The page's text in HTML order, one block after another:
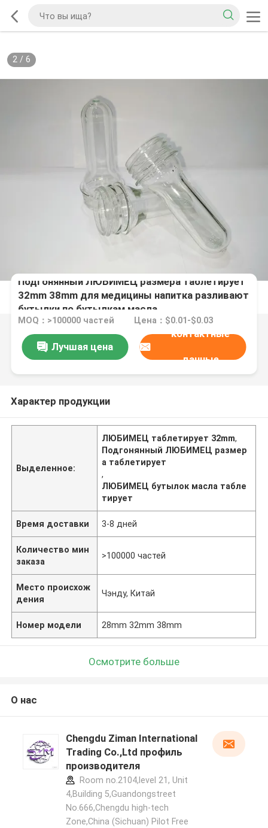
2/ 6
Подгонянный ЛЮБИМЕЦ размера таблетирует
32mm 38mm для медицины напитка разливают
бутылки по бутылкам масла
MOQ：>100000 частей Цена：$0.01-$0.03
Лучшая цена
контактные
данные
Характер продукции
Выделенное:
ЛЮБИМЕЦ таблетирует 32mm,
Подгонянный ЛЮБИМЕЦ размер
а таблетирует
,
ЛЮБИМЕЦ бутылок масла табле
тирует
Время доставки 3-8 дней
Количество мин
заказа
>100000 частей
Место происхож
дения
Чэнду, Китай
Номер модели 28mm 32mm 38mm
Осмотрите больше
О нас
Chengdu Ziman International
Trading Co.,Ltd профиль
производителя
Room no.2104,level 21, Unit
4,Building 5,Guandongstreet
No.666,Chengdu high-tech
Zone,China (Sichuan) Pilot Free